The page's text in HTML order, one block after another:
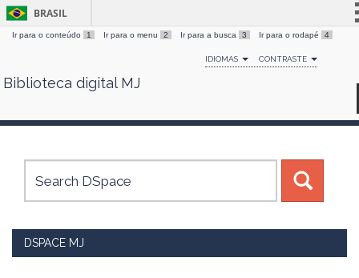
Skip
BRASIL
Simplifique!
Comunica BR
Canais
Ir para o conteúdo 1 Ir para o menu 2 Ir para a busca 3 Ir para o rodapé 4
IDIOMAS CONTRASTE
Biblioteca digital MJ
DSPACE MJ